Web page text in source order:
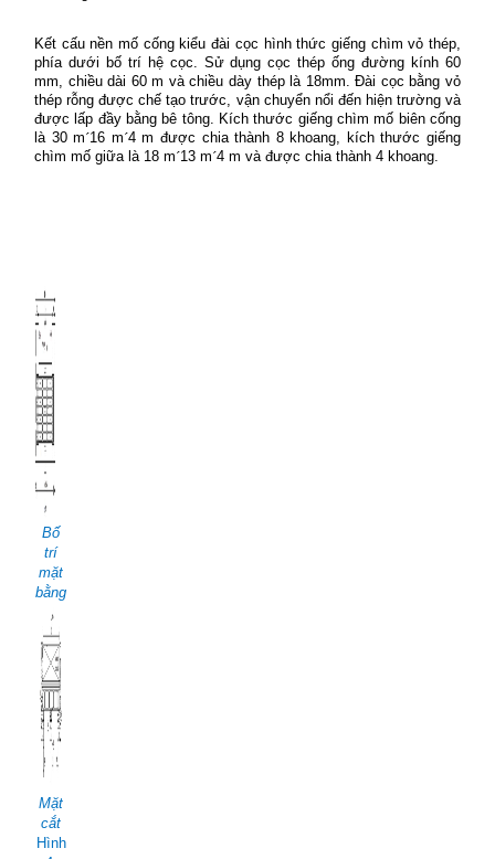
Kết cấu nền mố cống kiểu đài cọc hình thức giếng chìm vỏ thép,
phía dưới bố trí hệ cọc. Sử dụng cọc thép ống đường kính 60
mm, chiều dài 60 m và chiều dày thép là 18mm. Đài cọc bằng vỏ
thép rỗng được chế tạo trước, vận chuyển nổi đến hiện trường và
được lấp đầy bằng bê tông. Kích thước giếng chìm mố biên cống
là 30 m´16 m´4 m được chia thành 8 khoang, kích thước giếng
chìm mố giữa là 18 m´13 m´4 m và được chia thành 4 khoang.
Bố
trí
mặt
bằng
Mặt
cắt
Hình